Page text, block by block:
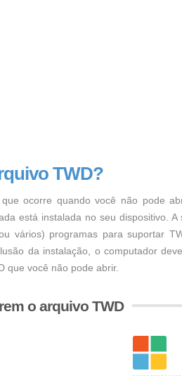
TWD?
ocorre quando você não pode
está instalada no seu dispositivo.
vários) programas para suportar
da instalação, o computador
que você não pode abrir.
o arquivo TWD